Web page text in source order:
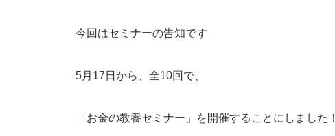
今回はセミナーの告知です
5月17日から、全10回で、
「お金の教養セミナー」を開催することにしました！